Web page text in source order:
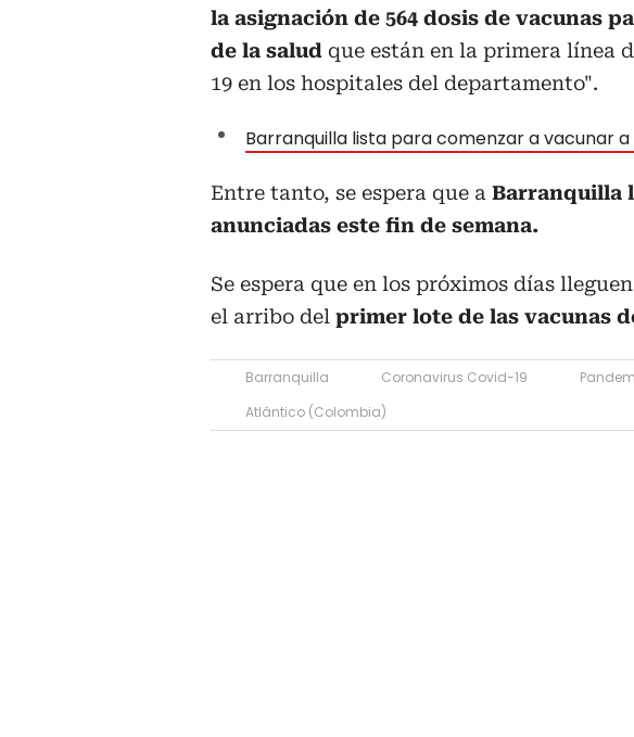
la asignación de 564 dosis de vacunas
de la salud que están en la primera línea
19 en los hospitales del departamento".
Barranquilla lista para comenzar a vacunar
Entre tanto, se espera que a Barranquilla
anunciadas este fin de semana.
Se espera que en los próximos días
el arribo del primer lote de las vacunas
Barranquilla Coronavirus Covid-19
Atlántico (Colombia)